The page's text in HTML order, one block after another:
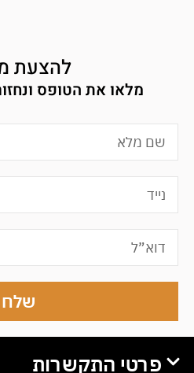
להצעת
מלאו את הטופס
שלח
פרטי התקשרות